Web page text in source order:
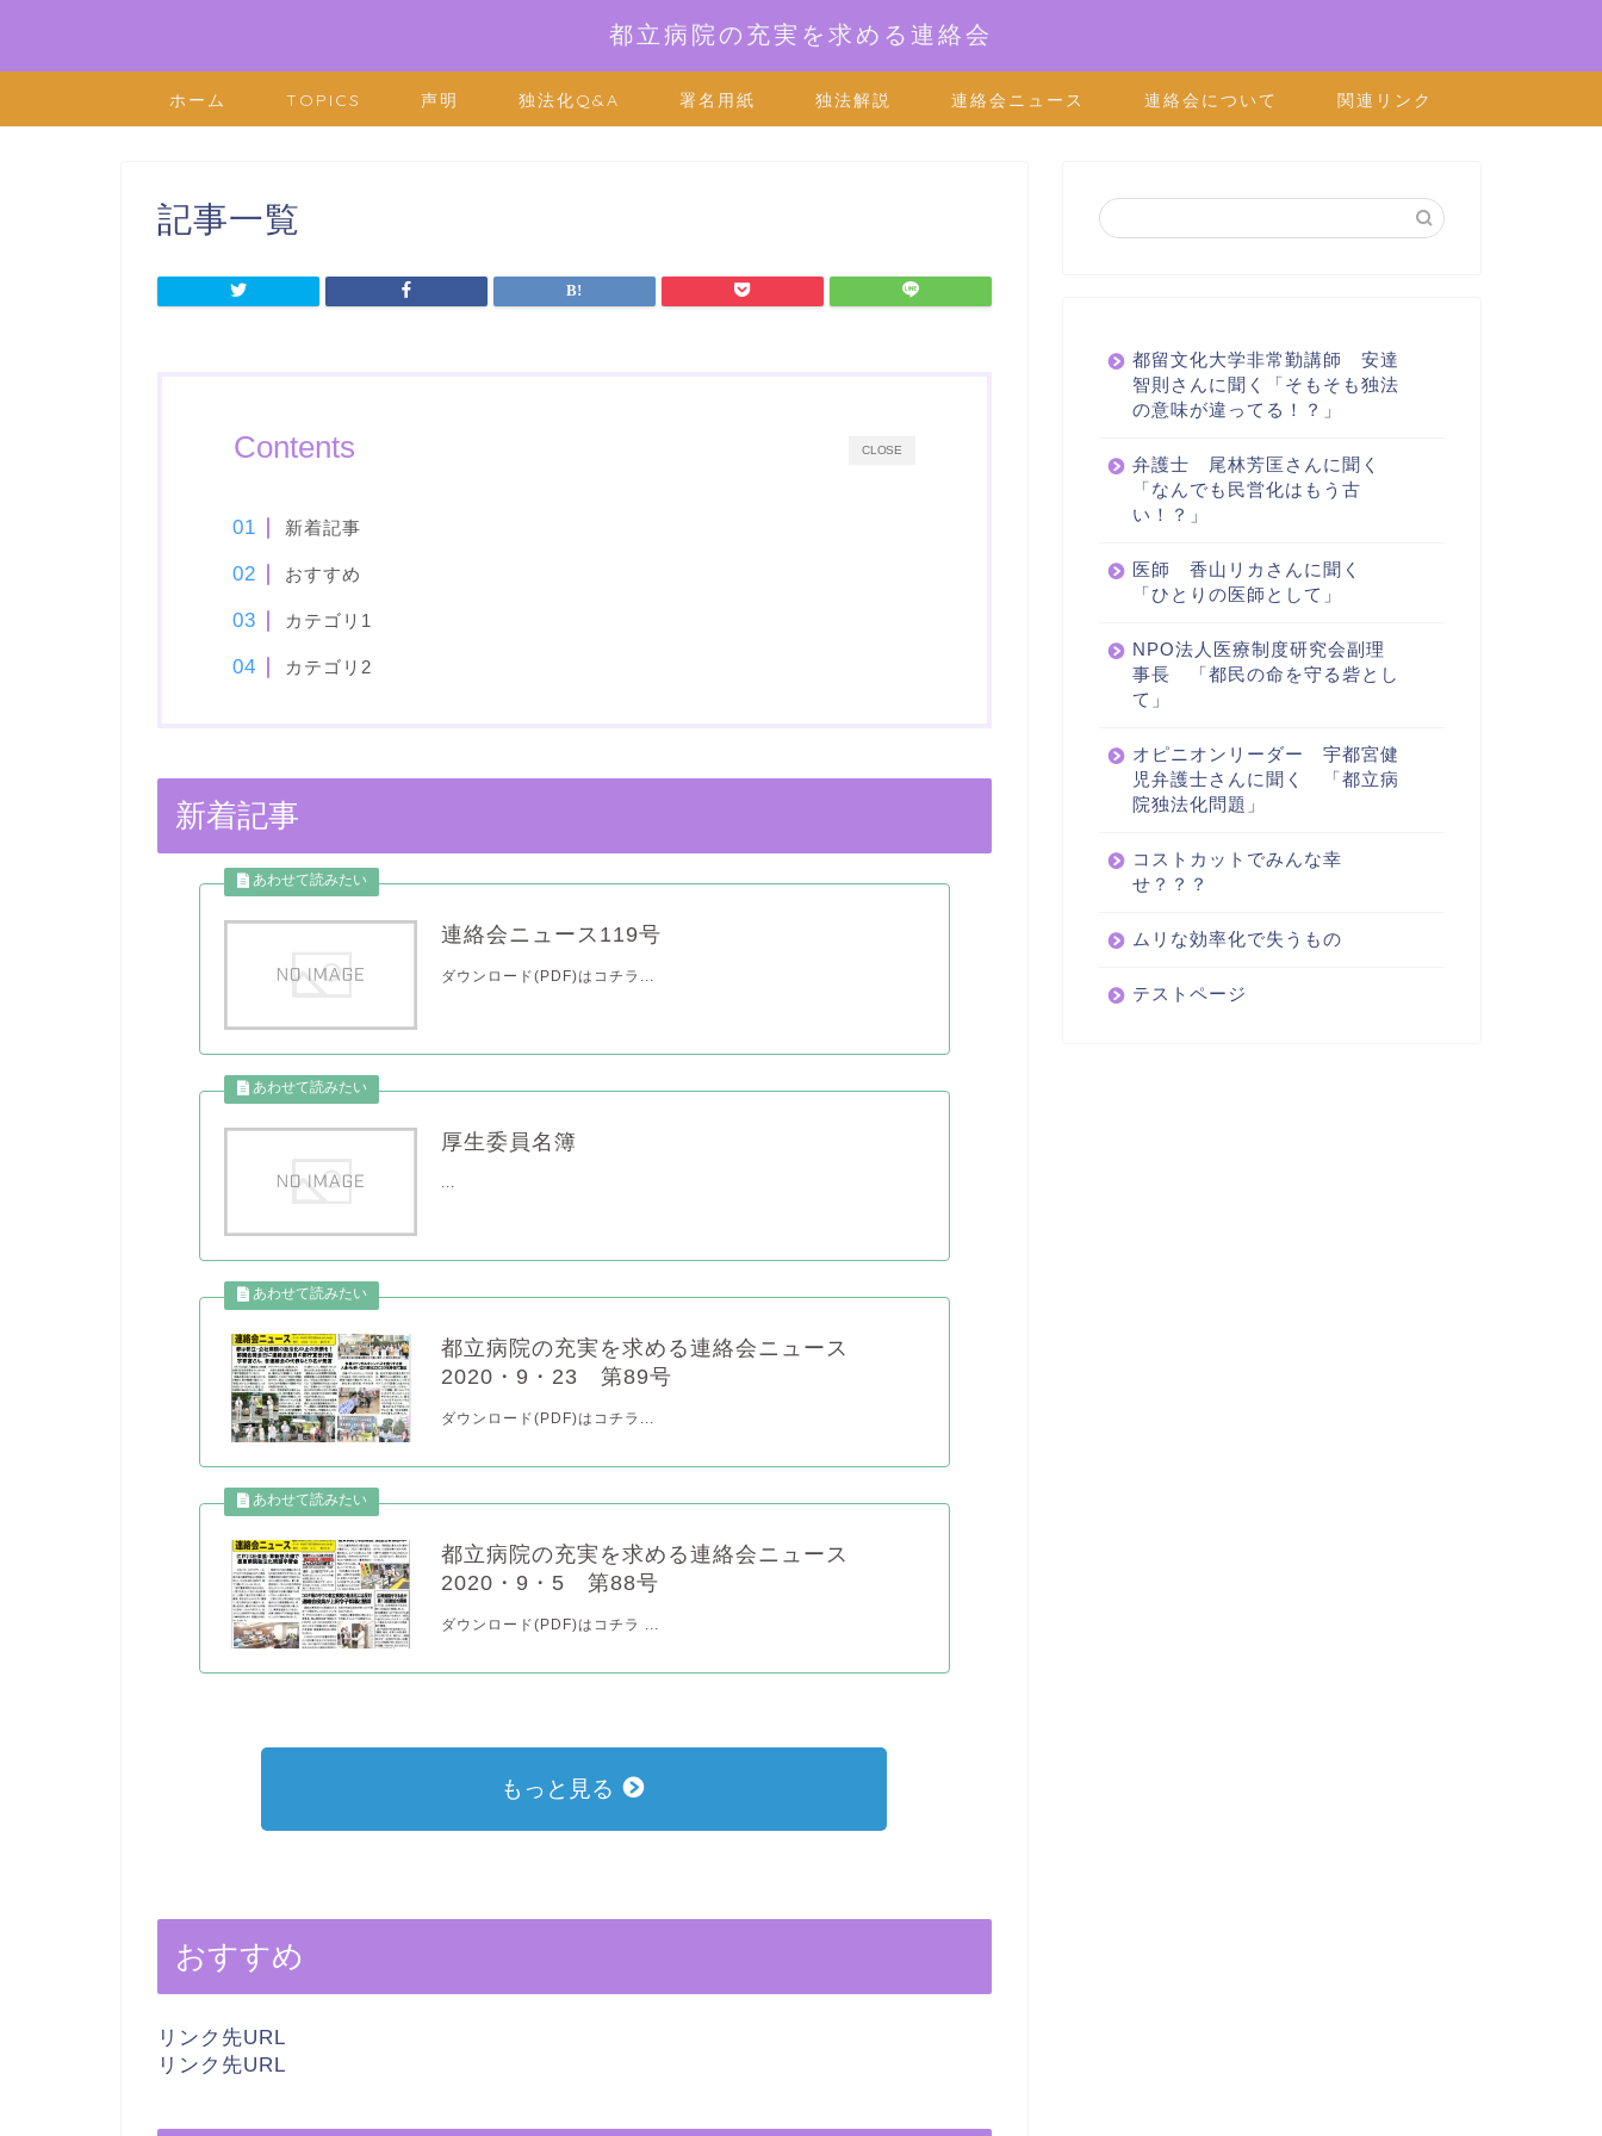
都立病院の充実を求める連絡会
ホーム TOPICS 声明 独法化Q&A 署名用紙 独法解説 連絡会ニュース 連絡会について ‎関連リンク
記事一覧
CLOSE
Contents
新着記事
おすすめ
カテゴリ1
カテゴリ2
新着記事
連絡会ニュース119号
ダウンロード(PDF)はコチラ...
厚生委員名簿
都立病院の充実を求める連絡会ニュース
2020・9・23 第89号
ダウンロード(PDF)はコチラ...
都立病院の充実を求める連絡会ニュース
2020・9・5 第88号
ダウンロード(PDF)はコチラ ...
もっと見る
おすすめ
リンク先URL
リンク先URL
都留文化大学非常勤講師 安達
智則さんに聞く「そもそも独法
の意味が違ってる！？」
弁護士 尾林芳匡さんに聞く
「なんでも民営化はもう古
い！？」
医師 香山リカさんに聞く
「ひとりの医師として」
NPO法人医療制度研究会副理
事長 「都民の命を守る砦とし
て」
オピニオンリーダー 宇都宮健
児弁護士さんに聞く 「都立病
院独法化問題」
コストカットでみんな幸
せ？？？
ムリな効率化で失うもの
テストページ